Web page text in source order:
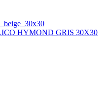
HYMOND GRIS 30X30